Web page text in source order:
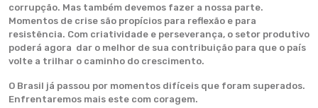
corrupção. Mas também devemos fazer a nossa parte.
Momentos de crise são propícios para reflexão e para
resistência. Com criatividade e perseverança, o setor produtivo
poderá agora dar o melhor de sua contribuição para que o país
volte a trilhar o caminho do crescimento.
O Brasil já passou por momentos difíceis que foram superados.
Enfrentaremos mais este com coragem.